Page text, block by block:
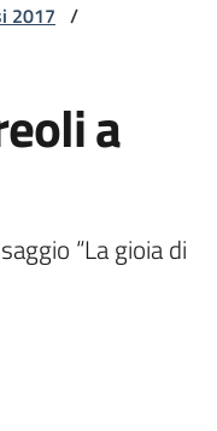
2017 /
a
“La gioia di